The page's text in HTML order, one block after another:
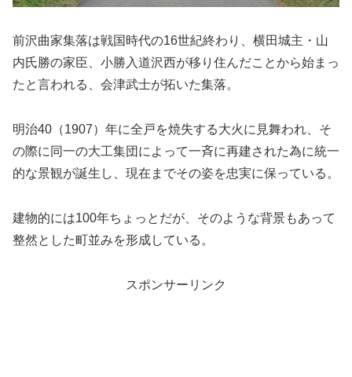
前沢曲家集落は戦国時代の16世紀終わり、横田城主・山
内氏勝の家臣、小勝入道沢西が移り住んだことから始まっ
たと言われる、会津武士が拓いた集落。
明治40（1907）年に全戸を焼失する大火に見舞われ、そ
の際に同一の大工集団によって一斉に再建された為に統一
的な景観が誕生し、現在までその姿を忠実に保っている。
建物的には100年ちょっとだが、そのような背景もあって
整然とした町並みを形成している。
スポンサーリンク